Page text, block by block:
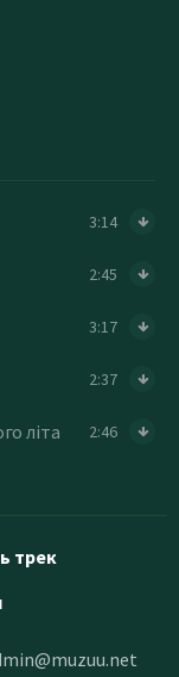
3:14
2:45
3:17
2:37
літа 2:46
трек